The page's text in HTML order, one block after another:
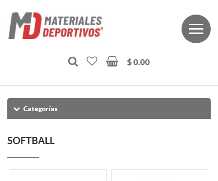
$ 0.00
Categorías
SOFTBALL